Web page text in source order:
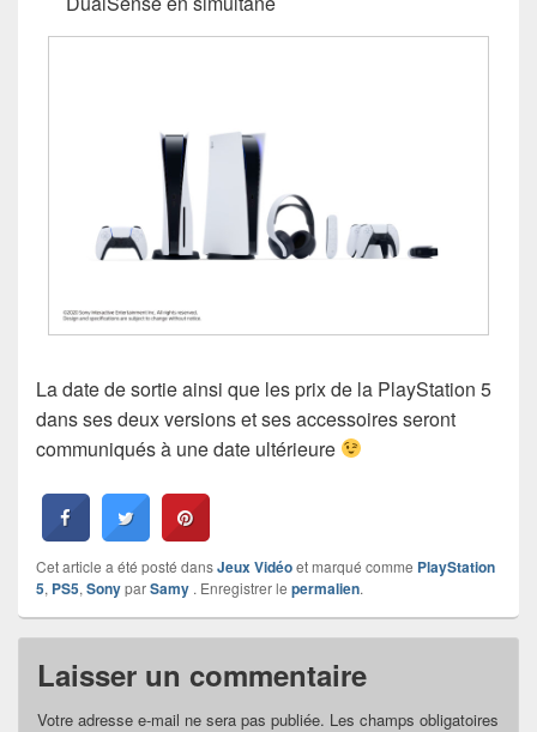
La date de sortie ainsi que les prix de la PlayStation 5
dans ses deux versions et ses accessoires seront
communiqués à une date ultérieure
Cet article a été posté dansJeux Vidéoet marqué comme PlayStation
5, PS5, SonyparSamy . Enregistrer le permalien.
Laisser un commentaire
Votre adresse e-mail ne sera pas publiée. Les champs obligatoires